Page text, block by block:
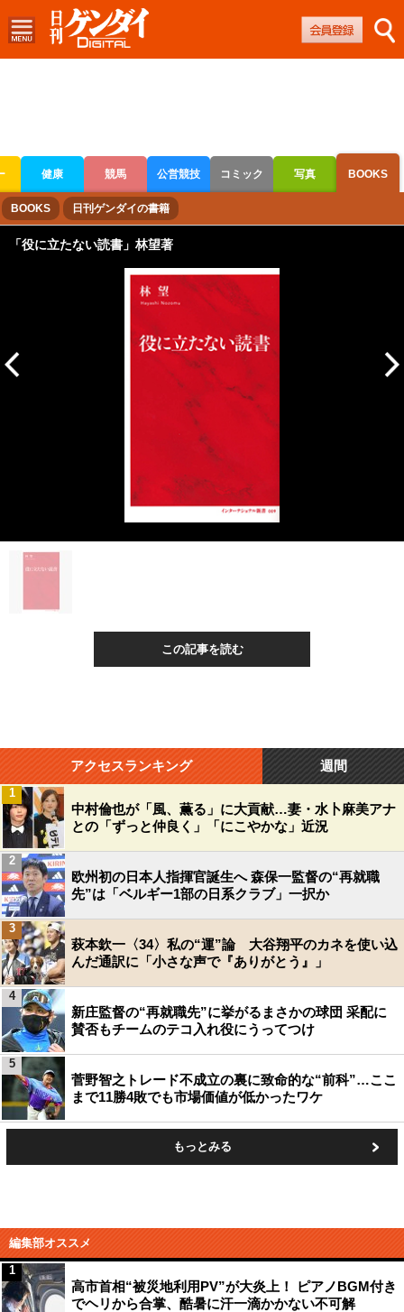
健康 競馬 公営競技 コミック 写真 BOOKS
ボートレース 競輪 オートレース
BOOKS 日刊ゲンダイの書籍
「役に立たない読書」林望著
この記事を読む
アクセスランキング 週間
中村倫也が「風、薫る」に大貢献…妻・水卜麻美アナ
との「ずっと仲良く」「にこやかな」近況
1
欧州初の日本人指揮官誕生へ 森保一監督の“再就職
先”は「ベルギー1部の日系クラブ」一択か
2
萩本欽一〈34〉私の“運”論 大谷翔平のカネを使い込
んだ通訳に「小さな声で『ありがとう』」
3
新庄監督の“再就職先”に挙がるまさかの球団 采配に
賛否もチームのテコ入れ役にうってつけ
4
菅野智之トレード不成立の裏に致命的な“前科”…ここ
まで11勝4敗でも市場価値が低かったワケ
5
もっとみる
編集部オススメ
高市首相“被災地利用PV”が大炎上！ ピアノBGM付き
でヘリから合掌、酷暑に汗一滴かかない不可解
1